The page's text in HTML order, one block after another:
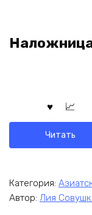
Читать
Категория:
Автор: Лия